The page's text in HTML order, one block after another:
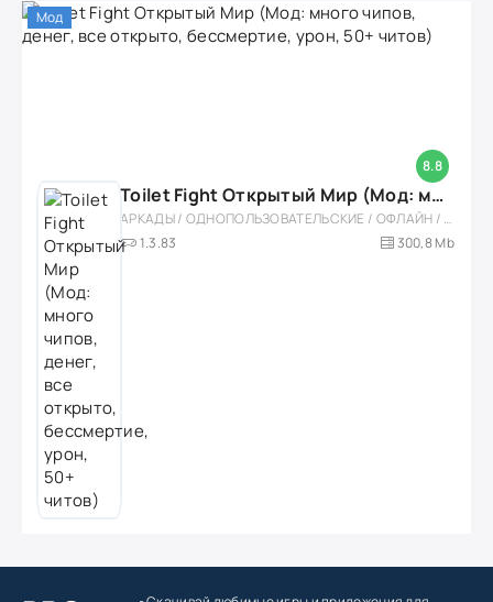
8.8
Мод
Toilet Fight Открытый Мир (Мод: много чипов, денег, все открыто, бессмертие, урон, 50+ читов)
АРКАДЫ / ОДНОПОЛЬЗОВАТЕЛЬСКИЕ / ОФЛАЙН / МОД / РОЛЕВЫЕ / ШУТЕРЫ / ОТКРЫТЫЙ МИР / ВСТРОЕННЫЙ КЕШ / 3D / ЭКШЕНЫ / ТУАЛЕТНЫЕ ВОЙНЫ / ДЛЯ ДЕТЕЙ
1.3.83
300,8 Mb